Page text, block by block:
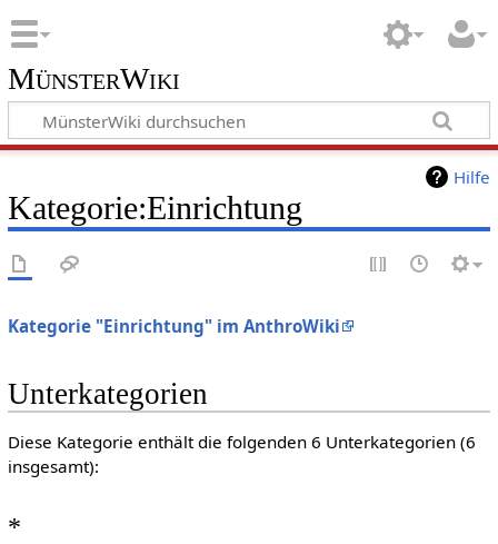
MünsterWiki
Hilfe
Kategorie:Einrichtung
Kategorie "Einrichtung" im AnthroWiki
Unterkategorien
Diese Kategorie enthält die folgenden 6 Unterkategorien (6
insgesamt):
*